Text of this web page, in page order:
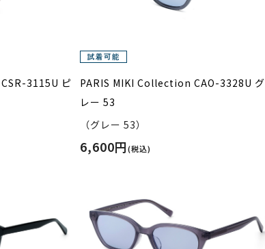
3115U ピ
PARIS MIKI Collection CAO-3328U グ
レー 53
（グレー 53）
6,600円(税込)